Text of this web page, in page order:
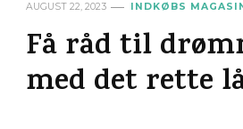
AUGUST 22, 2023 INDKØBS
Få råd til
med det rette